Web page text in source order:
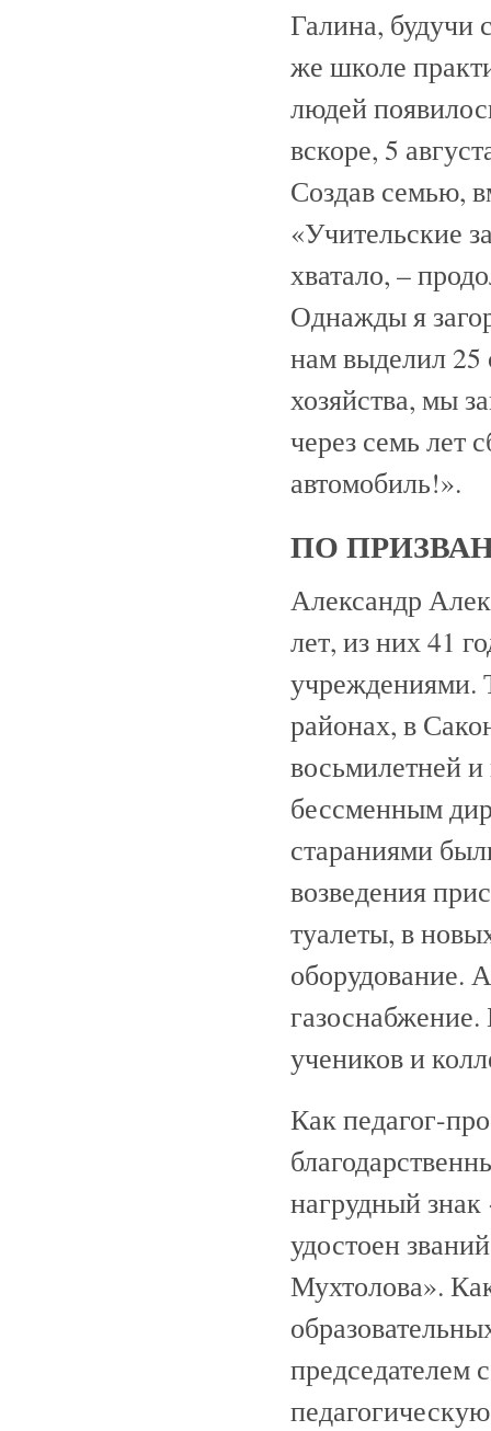
Галина, будучи
же школе
людей
вскоре, 5
Создав семью,
«Учительские
хватало, –
Однажды я
нам выделил 25
хозяйства, мы
через семь лет
автомобиль!».
ПО
Александр
лет, из них 41
учреждениями.
районах, в
восьмилетней
бессменным
стараниями
возведения
туалеты, в
оборудование.
учеников и
Как педагог-
нагрудный
удостоен
Мухтолова».
председателем